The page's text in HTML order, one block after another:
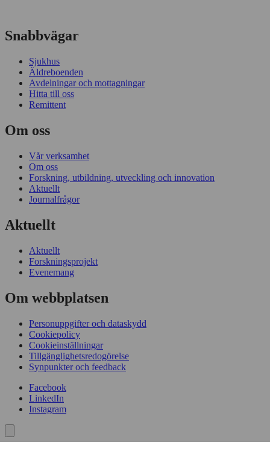
Snabbvägar
Sjukhus
Äldreboenden
Avdelningar och mottagningar
Hitta till oss
Remittent
Om oss
Vår verksamhet
Om oss
Forskning, utbildning, utveckling och innovation
Aktuellt
Journalfrågor
Aktuellt
Aktuellt
Forskningsprojekt
Evenemang
Om webbplatsen
Personuppgifter och dataskydd
Cookiepolicy
Cookieinställningar
Tillgänglighetsredogörelse
Synpunkter och feedback
Facebook
LinkedIn
Instagram